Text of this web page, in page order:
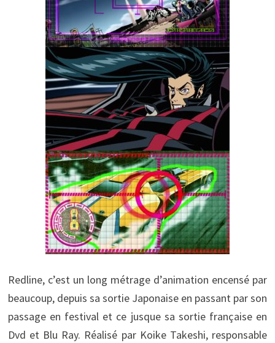
Redline, c’est un long métrage d’animation encensé par
beaucoup, depuis sa sortie Japonaise en passant par son
passage en festival et ce jusque sa sortie française en
Dvd et Blu Ray. Réalisé par Koike Takeshi, responsable